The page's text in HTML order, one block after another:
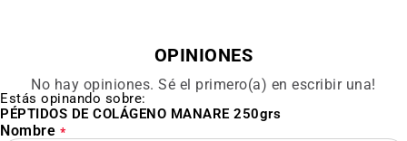
OPINIONES
No hay opiniones. Sé el primero(a) en escribir una!
Estás opinando sobre:
PÉPTIDOS DE COLÁGENO MANARE 250grs
Nombre